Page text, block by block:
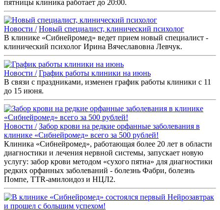
пятницы клиника работает до 20:00.
Новости / Новый специалист, клинический психолог
В клинике «Сибнейромед» ведет прием новый специалист -
клинический психолог Ирина Вячеславовна Левчук.
Новости / График работы клиники на июнь
В связи с праздниками, изменен график работы клиники с 11
до 15 июня.
Новости / Забор крови на редкие орфанные заболевания в
клинике «Сибнейромед» всего за 500 рублей!
Клиника «Сибнейромед», работающая более 20 лет в области
диагностики и лечения нервной системы, запускает новую
услугу: забор крови методом «сухого пятна» для диагностики
редких орфанных заболеваний - болезнь Фабри, болезнь
Помпе, TTR-амилоидоз и НЦЛ2.